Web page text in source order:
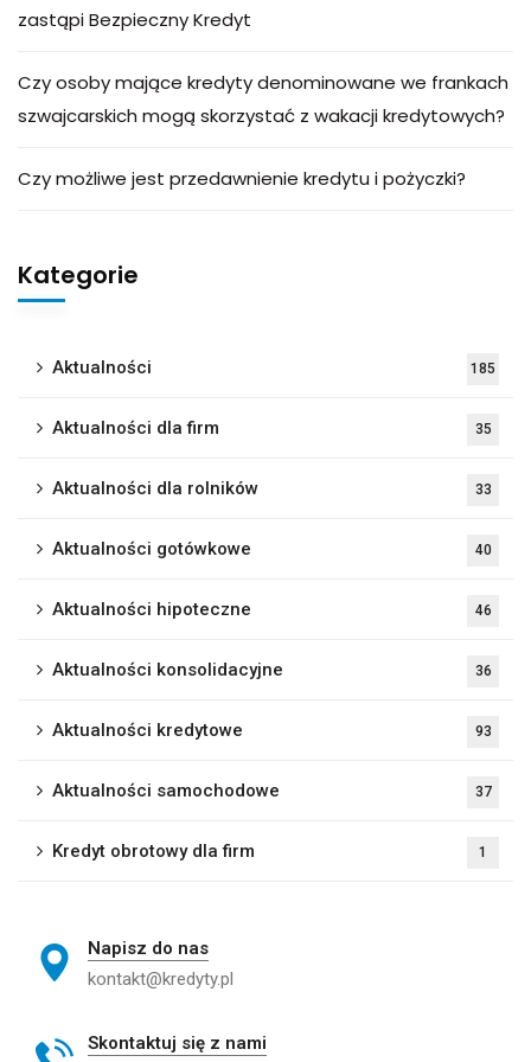
zastąpi Bezpieczny Kredyt
Czy osoby mające kredyty denominowane we frankach
szwajcarskich mogą skorzystać z wakacji kredytowych?
Czy możliwe jest przedawnienie kredytu i pożyczki?
Kategorie
Aktualności 185
Aktualności dla firm 35
Aktualności dla rolników 33
Aktualności gotówkowe 40
Aktualności hipoteczne 46
Aktualności konsolidacyjne 36
Aktualności kredytowe 93
Aktualności samochodowe 37
Kredyt obrotowy dla firm 1
Napisz do nas
kontakt@kredyty.pl
Skontaktuj się z nami